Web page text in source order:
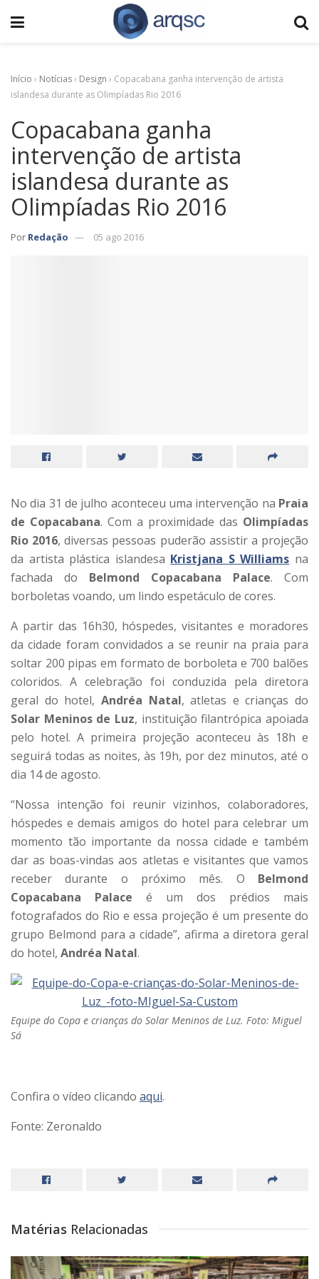
Início › Notícias› Design › Copacabana ganha intervenção de artista
islandesa durante as Olimpíadas Rio 2016
Copacabana ganha
intervenção de artista
islandesa durante as
Olimpíadas Rio 2016
Por Redação 05 ago 2016
No dia 31 de julho aconteceu uma intervenção na Praia
de Copacabana. Com a proximidade das Olimpíadas
Rio 2016, diversas pessoas puderão assistir a projeção
da artista plástica islandesa Kristjana S Williams na
fachada do Belmond Copacabana Palace. Com
borboletas voando, um lindo espetáculo de cores.
A partir das 16h30, hóspedes, visitantes e moradores
da cidade foram convidados a se reunir na praia para
soltar 200 pipas em formato de borboleta e 700 balões
coloridos. A celebração foi conduzida pela diretora
geral do hotel, Andréa Natal, atletas e crianças do
Solar Meninos de Luz, instituição filantrópica apoiada
pelo hotel. A primeira projeção aconteceu às 18h e
seguirá todas as noites, às 19h, por dez minutos, até o
dia 14 de agosto.
“Nossa intenção foi reunir vizinhos, colaboradores,
hóspedes e demais amigos do hotel para celebrar um
momento tão importante da nossa cidade e também
dar as boas-vindas aos atletas e visitantes que vamos
receber durante o próximo mês. O Belmond
Copacabana Palace é um dos prédios mais
fotografados do Rio e essa projeção é um presente do
grupo Belmond para a cidade”, afirma a diretora geral
do hotel, Andréa Natal.
Equipe do Copa e crianças do Solar Meninos de Luz. Foto: Miguel
Sá
Confira o vídeo clicando aqui.
Fonte: Zeronaldo
Matérias Relacionadas